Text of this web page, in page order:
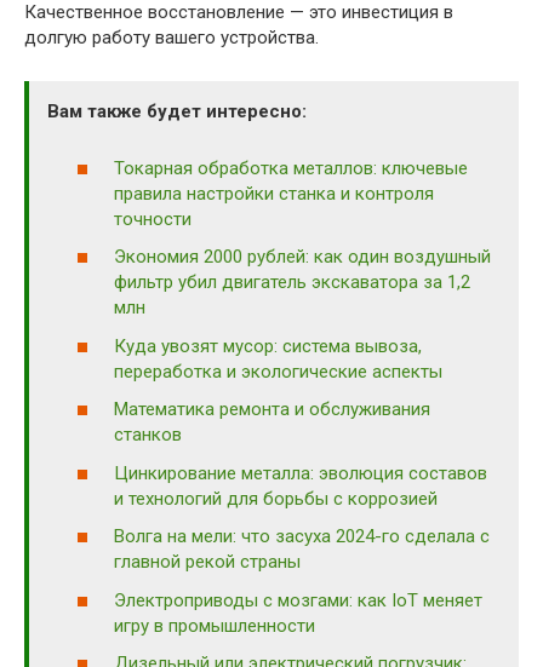
Качественное восстановление — это инвестиция в
долгую работу вашего устройства.
Вам также будет интересно:
Токарная обработка металлов: ключевые
правила настройки станка и контроля
точности
Экономия 2000 рублей: как один воздушный
фильтр убил двигатель экскаватора за 1,2
млн
Куда увозят мусор: система вывоза,
переработка и экологические аспекты
Математика ремонта и обслуживания
станков
Цинкирование металла: эволюция составов
и технологий для борьбы с коррозией
Волга на мели: что засуха 2024-го сделала с
главной рекой страны
Электроприводы с мозгами: как IoT меняет
игру в промышленности